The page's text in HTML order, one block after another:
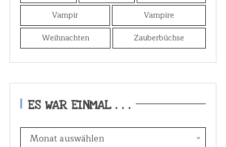
Vampir
Vampire
Weihnachten
Zauberbüchse
ES WAR EINMAL . . .
Monat auswählen